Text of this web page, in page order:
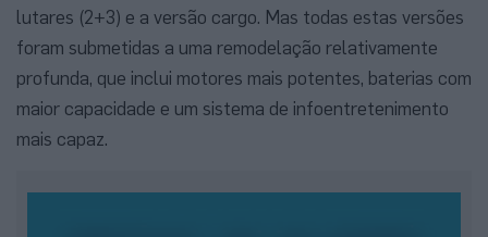
lutares (2+3) e a versão cargo. Mas todas estas versões
foram submetidas a uma remodelação relativamente
profunda, que inclui motores mais potentes, baterias com
maior capacidade e um sistema de infoentretenimento
mais capaz.